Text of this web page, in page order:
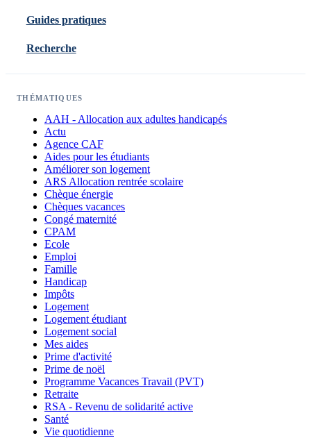
Guides pratiques
Recherche
THÉMATIQUES
AAH - Allocation aux adultes handicapés
Actu
Agence CAF
Aides pour les étudiants
Améliorer son logement
ARS Allocation rentrée scolaire
Chèque énergie
Chèques vacances
Congé maternité
CPAM
Ecole
Emploi
Famille
Handicap
Impôts
Logement
Logement étudiant
Logement social
Mes aides
Prime d'activité
Prime de noël
Programme Vacances Travail (PVT)
Retraite
RSA - Revenu de solidarité active
Santé
Vie quotidienne